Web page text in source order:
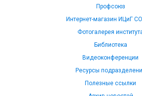
Профсоюз
Интернет-магазин ИЦиГ
Фотогалерея
Библиотека
Видеоконференции
Ресурсы
Полезные ссылки